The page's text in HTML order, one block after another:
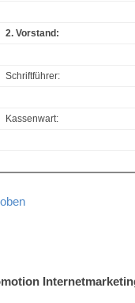
2. Vorstand:
Schriftführer:
Kassenwart: